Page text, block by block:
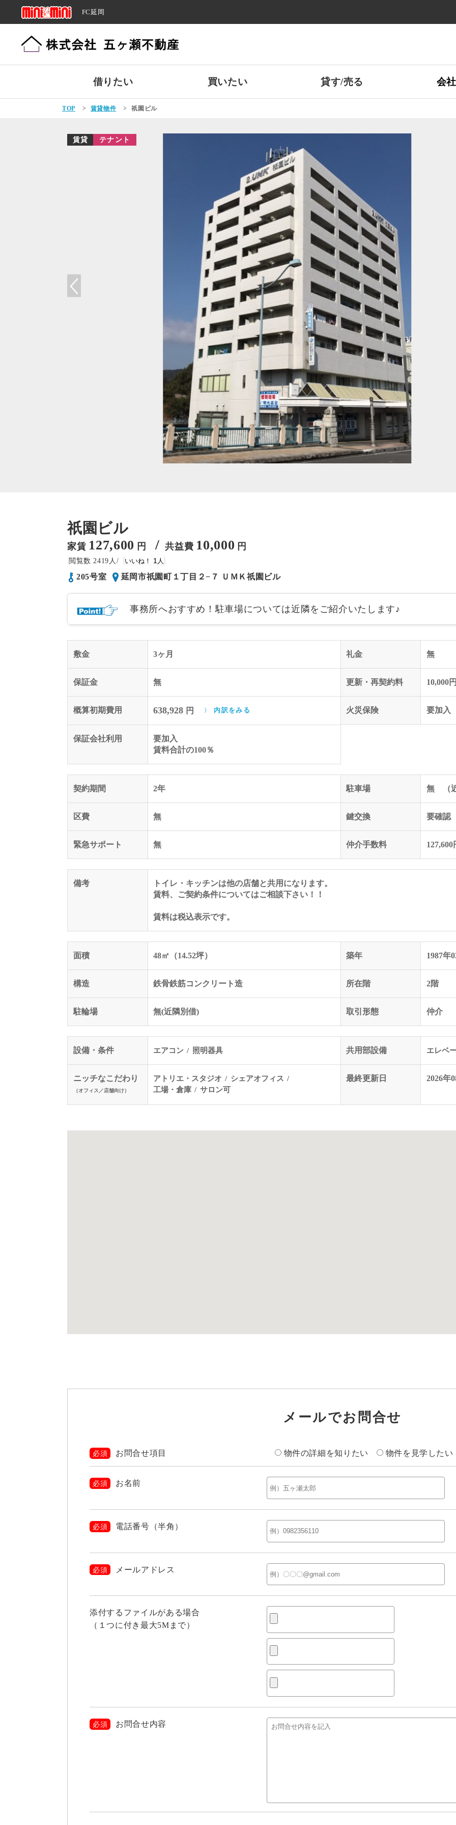
FC延岡
借りたい 買いたい 貸す/売る 会
TOP > 賃貸物件 > 祇園ビル
賃貸 テナント
祇園ビル
家賃 127,600 円 / 共益費 10,000 円
2419 1
205号室 延岡市祇園町１丁目２−７ ＵＭＫ祇園ビル
事務所へおすすめ！駐車場については近隣をご紹介いたします♪
敷金 3ヶ月 礼金 無
保証金 無 更新・再契約料 10,000
概算初期費用 638,928 円 内訳をみる 火災保険 要加入
保証会社利用
要加入
賃料合計の100％
契約期間 2年 駐車場 無 （
区費 無 鍵交換 要確認
緊急サポート 無 仲介手数料 127,600
備考
トイレ・キッチンは他の店舗と共用になります。
賃料、ご契約条件についてはご相談下さい！！
賃料は税込表示です。
面積 48㎡（14.52坪） 築年 1987年
構造 鉄骨鉄筋コンクリート造 所在階 2階
駐輪場 無(近隣別借) 取引形態 仲介
設備・条件 エアコン 照明器具 共用部設備 エレベ
ニッチなこだわり
（オフィス／店舗向け）
アトリエ・スタジオ
シェアオフィス
工場・倉庫
サロン可
最終更新日 2026年
メールでお問合せ
必須 お問合せ項目 物件の詳細を知りたい 物件を見学したい
必須 お名前
必須 電話番号（半角）
必須 メールアドレス
添付するファイルがある場合
（１つに付き最大5Mまで）
必須 お問合せ内容